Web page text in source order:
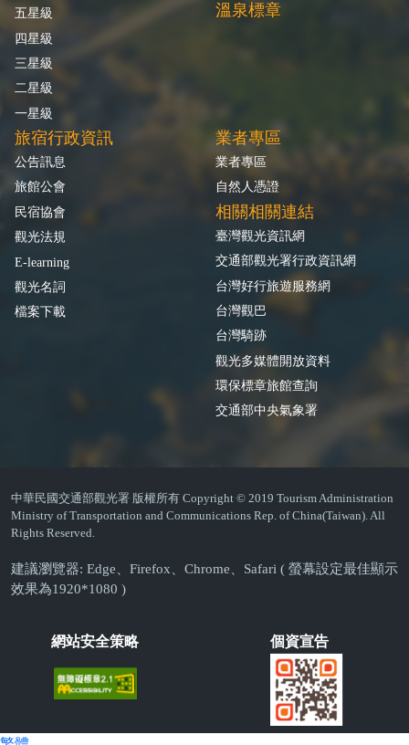
五星級
四星級
三星級
二星級
一星級
溫泉標章
旅宿行政資訊
公告訊息
旅館公會
民宿協會
觀光法規
E-learning
觀光名詞
檔案下載
業者專區
業者專區
自然人憑證
相關相關連結
臺灣觀光資訊網
交通部觀光署行政資訊網
台灣好行旅遊服務網
台灣觀巴
台灣騎跡
觀光多媒體開放資料
環保標章旅館查詢
交通部中央氣象署
中華民國交通部觀光署 版權所有 Copyright © 2019 Tourism Administration
Ministry of Transportation and Communications Rep. of China(Taiwan). All
Rights Reserved.
建議瀏覽器: Edge、Firefox、Chrome、Safari ( 螢幕設定最佳顯示
效果為1920*1080 )
網站安全策略 個資宣告